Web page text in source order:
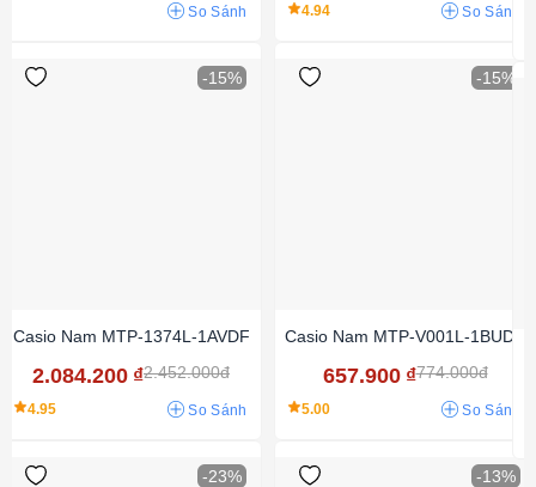
So Sánh 4.94 So Sánh
-15%
Casio Nam MTP-1374L-1AVDF
2.084.200 ₫2.452.000đ
4.95 So Sánh
-15%
Casio Nam MTP-V001L-1BUDF
657.900 ₫774.000đ
5.00 So Sánh
-23% -13%